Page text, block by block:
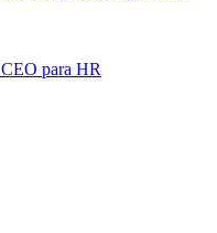
para HR